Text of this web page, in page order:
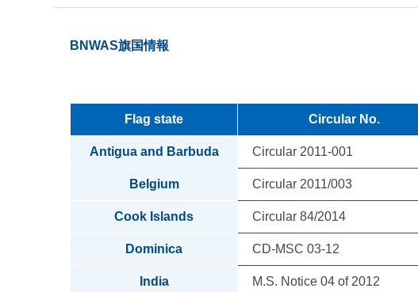
BNWAS旗国情報
Flag state Circular No.
Antigua and Barbuda Circular 2011-001
Belgium Circular 2011/003
Cook Islands Circular 84/2014
Dominica CD-MSC 03-12
India M.S. Notice 04 of 2012